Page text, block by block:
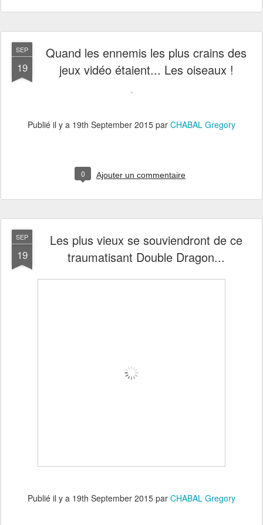
SEP
19
Quand les ennemis les plus crains des
jeux vidéo étaient... Les oiseaux !
Publié il y a 19th September 2015 par CHABAL Gregory
0 Ajouter un commentaire
SEP
19
Les plus vieux se souviendront de ce
traumatisant Double Dragon...
Publié il y a 19th September 2015 par CHABAL Gregory